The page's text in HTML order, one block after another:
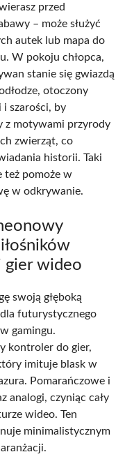
przed
– może służyć
autek lub mapa do
W pokoju chłopca,
stanie się gwiazdą
otoczony
szarości, by
z motywami przyrody
zwierząt, co
historii. Taki
też pomoże w
w odkrywanie.
gier wideo
swoją głęboką
futurystycznego
gamingu.
kontroler do gier,
imituje blask w
Pomarańczowe i
analogi, czyniąc cały
wideo. Ten
minimalistycznym